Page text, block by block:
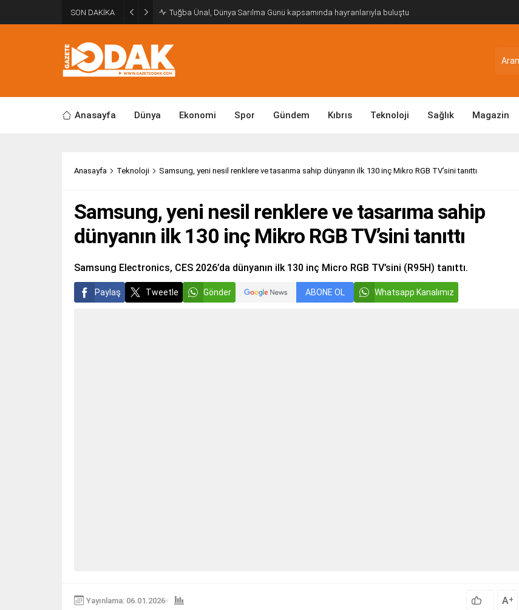
SON DAKİKA Tuğba Ünal, Dünya Sarılma Günü kapsamında hayranlarıyla buluştu
Anasayfa Dünya Ekonomi Spor Gündem Kıbrıs Teknoloji Sağlık Magazin
Anasayfa Teknoloji Samsung, yeni nesil renklere ve tasarıma sahip dünyanın ilk 130 inç Mikro RGB TV’sini tanıttı
Samsung, yeni nesil renklere ve tasarıma sahip
dünyanın ilk 130 inç Mikro RGB TV’sini tanıttı
Samsung Electronics, CES 2026’da dünyanın ilk 130 inç Micro RGB TV’sini (R95H) tanıttı.
Paylaş Tweetle Gönder ABONE OL Whatsapp Kanalımız
Yayınlama: 06.01.2026 A+